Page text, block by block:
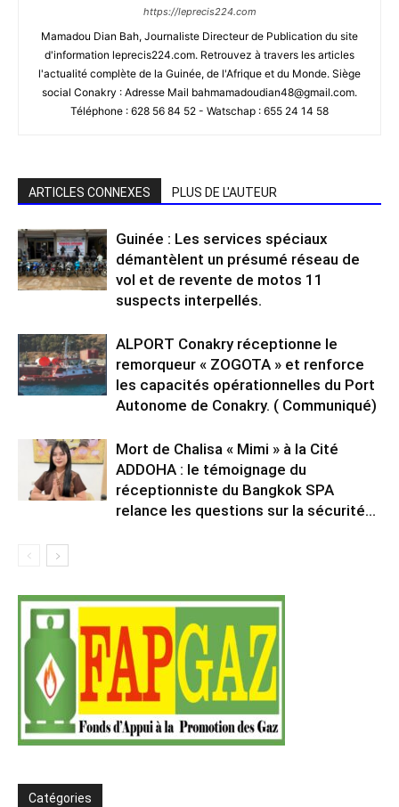
https://leprecis224.com
Mamadou Dian Bah, Journaliste Directeur de Publication du site
d'information leprecis224.com. Retrouvez à travers les articles
l'actualité complète de la Guinée, de l'Afrique et du Monde. Siège
social Conakry : Adresse Mail bahmamadoudian48@gmail.com.
Téléphone : 628 56 84 52 - Watschap : 655 24 14 58
ARTICLES CONNEXES PLUS DE L'AUTEUR
Guinée : Les services spéciaux
démantèlent un présumé réseau de
vol et de revente de motos 11
suspects interpellés.
ALPORT Conakry réceptionne le
remorqueur « ZOGOTA » et renforce
les capacités opérationnelles du Port
Autonome de Conakry. ( Communiqué)
Mort de Chalisa « Mimi » à la Cité
ADDOHA : le témoignage du
réceptionniste du Bangkok SPA
relance les questions sur la sécurité...
Catégories